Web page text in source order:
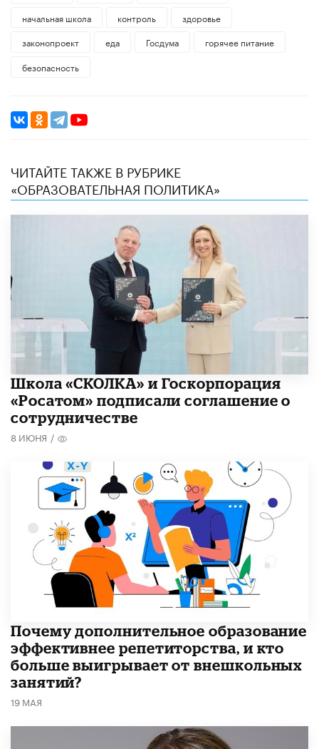
начальная школа
контроль
здоровье
законопроект
еда Госдума
горячее питание
безопасность
ЧИТАЙТЕ ТАКЖЕ В РУБРИКЕ
«ОБРАЗОВАТЕЛЬНАЯ ПОЛИТИКА»
Школа «СКОЛКА» и Госкорпорация
«Росатом» подписали соглашение о
сотрудничестве
8 ИЮНЯ /
​Почему дополнительное образование
эффективнее репетиторства, и кто
больше выигрывает от внешкольных
занятий?
19 МАЯ